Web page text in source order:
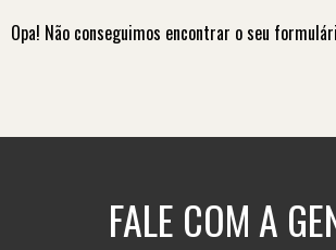
Opa! Não conseguimos encontrar o seu
FALE COM A